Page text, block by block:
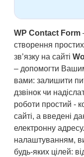
WP Contact Form
створення
зв’язку на сайті
– допомогти Вашим
вами: залишити
дзвінок чи
роботи простий -
сайті, а введені
електронну
налаштуванням,
будь-яких цілей: